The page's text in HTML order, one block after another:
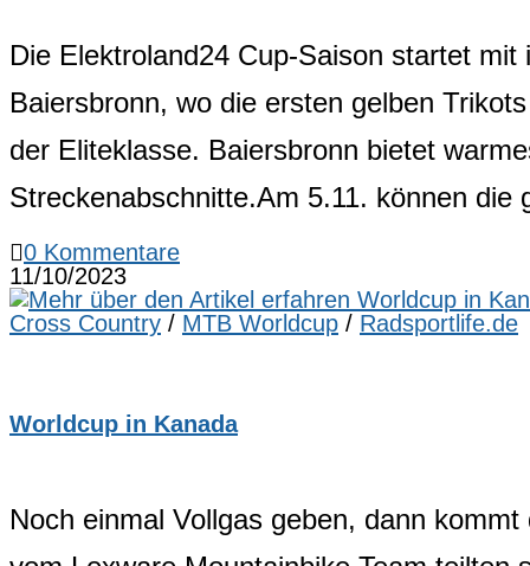
Die Elektroland24 Cup-Saison startet
Baiersbronn, wo die ersten gelben
der Eliteklasse. Baiersbronn bietet
Streckenabschnitte.Am 5.11. können
0 Kommentare
11/10/2023
Cross Country / MTB Worldcup / Radsportlife.de
Worldcup in Kanada
Noch einmal Vollgas geben, dann